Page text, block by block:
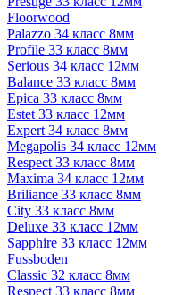
Floorwood
Palazzo 34 класс 8мм
Profile 33 класс 8мм
Serious 34 класс 12мм
Balance 33 класс 8мм
Epica 33 класс 8мм
Estet 33 класс 12мм
Expert 34 класс 8мм
Megapolis 34 класс 12мм
Respect 33 класс 8мм
Maxima 34 класс 12мм
Briliance 33 класс 8мм
City 33 класс 8мм
Deluxe 33 класс 12мм
Sapphire 33 класс 12мм
Fussboden
Classic 32 класс 8мм
Respect 33 класс 8мм